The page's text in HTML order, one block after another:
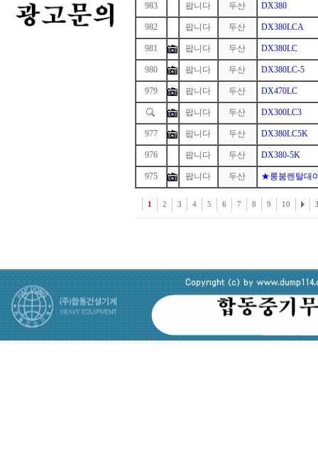
983 팝니다 두산 DX380
982 팝니다 두산 DX380LCA
981 팝니다 두산 DX380LC
980 팝니다 두산 DX380LC-5
979 팝니다 두산 DX470LC
팝니다 두산 DX300LC3
977 팝니다 두산 DX380LC5K
976 팝니다 두산 DX380-5K
975 팝니다 두산 ★롱붐렌탈대
1 2 3 4 5 6 7 8 9 10